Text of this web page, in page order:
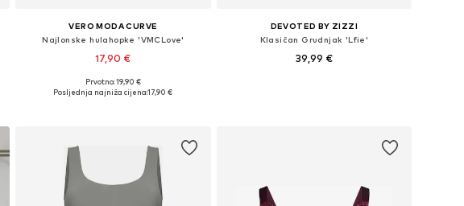
VERO MODA CURVE
Najlonske hulahopke 'VMCLove'
17,90 €
Prvotno: 19,90 €
Posljednja najniža cijena:17,90 €
DEVOTED BY ZIZZI
Klasičan Grudnjak 'Lfie'
39,99 €